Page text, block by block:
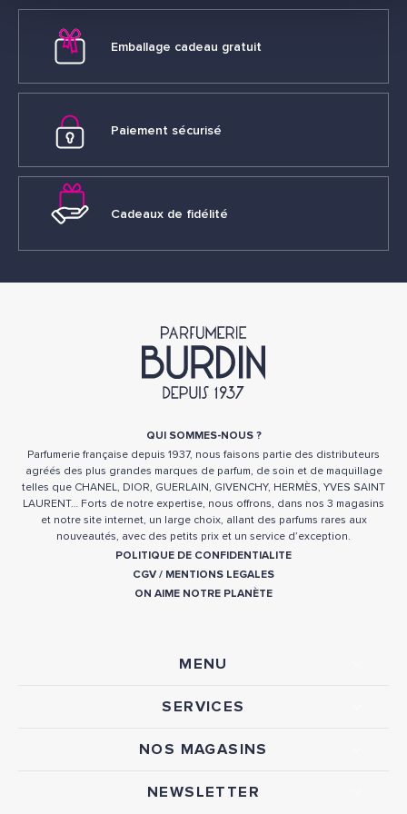
Emballage cadeau gratuit
Paiement sécurisé
Cadeaux de fidélité
QUI SOMMES-NOUS ?
Parfumerie française depuis 1937, nous faisons partie des distributeurs
agréés des plus grandes marques de parfum, de soin et de maquillage
telles que CHANEL, DIOR, GUERLAIN, GIVENCHY, HERMÈS, YVES SAINT
LAURENT… Forts de notre expertise, nous offrons, dans nos 3 magasins
et notre site internet, un large choix, allant des parfums rares aux
nouveautés, avec des petits prix et un service d’exception.
POLITIQUE DE CONFIDENTIALITE
CGV / MENTIONS LEGALES
ON AIME NOTRE PLANÈTE
MENU
SERVICES
NOS MAGASINS
NEWSLETTER